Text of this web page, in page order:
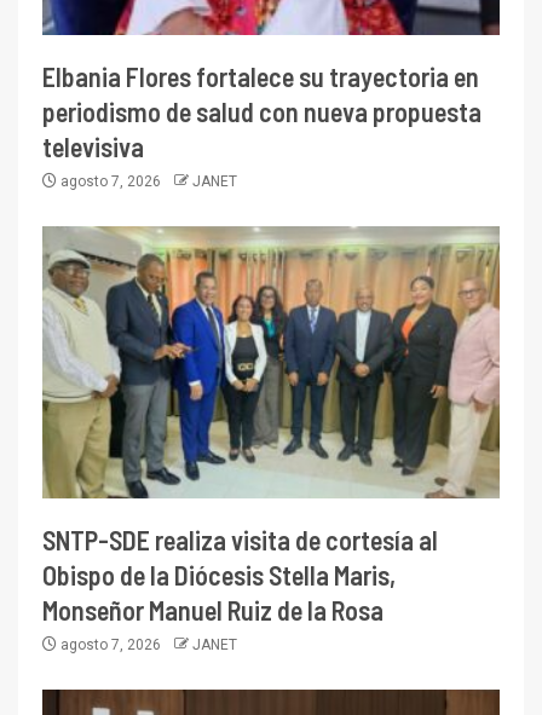
Elbania Flores fortalece su trayectoria en
periodismo de salud con nueva propuesta
televisiva
agosto 7, 2026 JANET
SNTP-SDE realiza visita de cortesía al
Obispo de la Diócesis Stella Maris,
Monseñor Manuel Ruiz de la Rosa
agosto 7, 2026 JANET